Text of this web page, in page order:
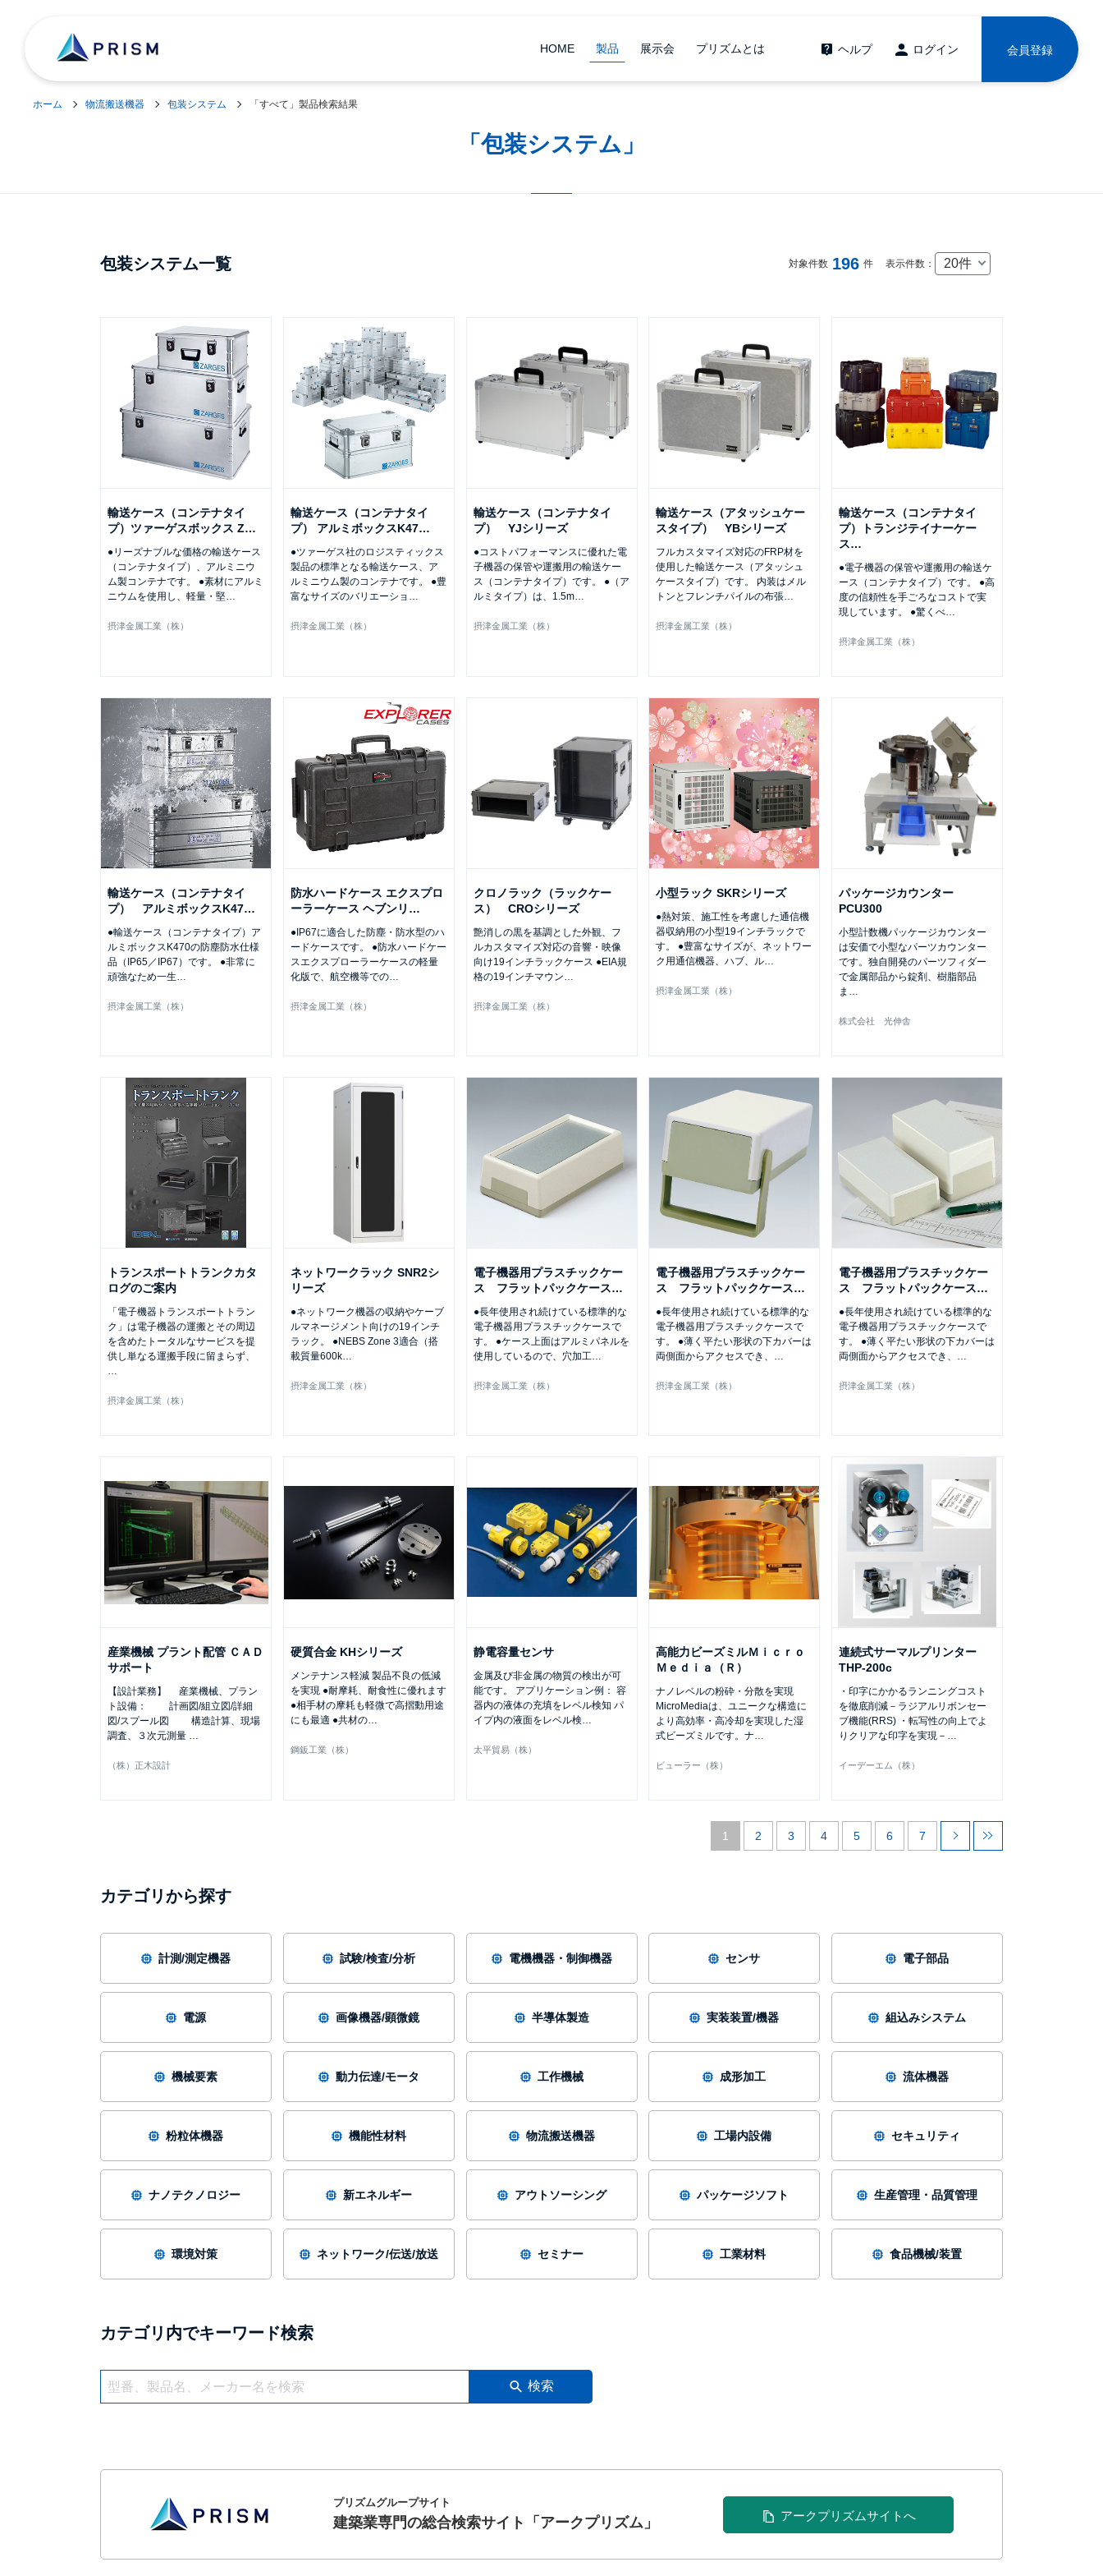
HOME 製品 展示会 プリズムとは ヘルプ ログイン 会員登録
ホーム 物流搬送機器 包装システム 「すべて」製品検索結果
「包装システム」
包装システム一覧 対象件数 196 件 表示件数： 20件
輸送ケース（コンテナタイ
プ）ツァーゲスボックス Z…
●リーズナブルな価格の輸送ケース
（コンテナタイプ）、アルミニウ
ム製コンテナです。 ●素材にアルミ
ニウムを使用し、軽量・堅…
摂津金属工業（株）
輸送ケース（コンテナタイ
プ） アルミボックスK47…
●ツァーゲス社のロジスティックス
製品の標準となる輸送ケース、ア
ルミニウム製のコンテナです。 ●豊
富なサイズのバリエーショ …
摂津金属工業（株）
輸送ケース（コンテナタイ
プ） YJシリーズ
●コストパフォーマンスに優れた電
子機器の保管や運搬用の輸送ケー
ス（コンテナタイプ）です。 ●（ア
ルミタイプ）は、1.5m…
摂津金属工業（株）
輸送ケース（アタッシュケー
スタイプ） YBシリーズ
フルカスタマイズ対応のFRP材を
使用した輸送ケース（アタッシュ
ケースタイプ）です。 内装はメル
トンとフレンチパイルの布張…
摂津金属工業（株）
輸送ケース（コンテナタイ
プ）トランジテイナーケー
ス…
●電子機器の保管や運搬用の輸送ケ
ース（コンテナタイプ）です。 ●高
度の信頼性を手ごろなコストで実
現しています。 ●驚くべ…
摂津金属工業（株）
輸送ケース（コンテナタイ
プ） アルミボックスK47…
●輸送ケース（コンテナタイプ）ア
ルミボックスK470の防塵防水仕様
品（IP65／IP67）です。 ●非常に
頑強なため一生…
摂津金属工業（株）
防水ハードケース エクスプロ
ーラーケース ヘブンリ …
●IP67に適合した防塵・防水型のハ
ードケースです。 ●防水ハードケー
スエクスプローラーケースの軽量
化版で、航空機等での…
摂津金属工業（株）
クロノラック（ラックケー
ス） CROシリーズ
艶消しの黒を基調とした外観、フ
ルカスタマイズ対応の音響・映像
向け19インチラックケース ●EIA規
格の19インチマウン…
摂津金属工業（株）
小型ラック SKRシリーズ
●熱対策、施工性を考慮した通信機
器収納用の小型19インチラックで
す。 ●豊富なサイズが、ネットワー
ク用通信機器、ハブ、ル…
摂津金属工業（株）
パッケージカウンター
PCU300
小型計数機パッケージカウンター
は安価で小型なパーツカウンター
です。独自開発のパーツフィダー
で金属部品から錠剤、樹脂部品
ま …
株式会社 光伸舎
トランスポートトランクカタ
ログのご案内
「電子機器トランスポートトラン
ク」は電子機器の運搬とその周辺
を含めたトータルなサービスを提
供し単なる運搬手段に留まらず、
…
摂津金属工業（株）
ネットワークラック SNR2シ
リーズ
●ネットワーク機器の収納やケーブ
ルマネージメント向けの19インチ
ラック。 ●NEBS Zone 3適合（搭
載質量600k…
摂津金属工業（株）
電子機器用プラスチックケー
ス フラットパックケース…
●長年使用され続けている標準的な
電子機器用プラスチックケースで
す。 ●ケース上面はアルミパネルを
使用しているので、穴加工…
摂津金属工業（株）
電子機器用プラスチックケー
ス フラットパックケース…
●長年使用され続けている標準的な
電子機器用プラスチックケースで
す。 ●薄く平たい形状の下カバーは
両側面からアクセスでき、 …
摂津金属工業（株）
電子機器用プラスチックケー
ス フラットパックケース…
●長年使用され続けている標準的な
電子機器用プラスチックケースで
す。 ●薄く平たい形状の下カバーは
両側面からアクセスでき、 …
摂津金属工業（株）
産業機械 プラント配管 ＣＡＤ
サポート
【設計業務】 産業機械、プラン
ト設備： 計画図/組立図/詳細
図/スプール図 構造計算、現場
調査、３次元測量 …
（株）正木設計
硬質合金 KHシリーズ
メンテナンス軽減 製品不良の低減
を実現 ●耐摩耗、耐食性に優れます
●相手材の摩耗も軽微で高摺動用途
にも最適 ●共材の…
鋼鈑工業（株）
静電容量センサ
金属及び非金属の物質の検出が可
能です。 アプリケーション例： 容
器内の液体の充填をレベル検知 パ
イプ内の液面をレベル検…
太平貿易（株）
高能力ビーズミルＭｉｃｒｏ
Ｍｅｄｉａ（Ｒ）
ナノレベルの粉砕・分散を実現
MicroMediaは、ユニークな構造に
より高効率・高冷却を実現した湿
式ビーズミルです。ナ…
ビューラー（株）
連続式サーマルプリンター
THP-200c
・印字にかかるランニングコスト
を徹底削減－ラジアルリボンセー
ブ機能(RRS) ・転写性の向上でよ
りクリアな印字を実現－ …
イーデーエム（株）
1 2 3 4 5 6 7
カテゴリから探す
計測/測定機器 試験/検査/分析 電機機器・制御機器 センサ 電子部品
電源 画像機器/顕微鏡 半導体製造 実装装置/機器 組込みシステム
機械要素 動力伝達/モータ 工作機械 成形加工 流体機器
粉粒体機器 機能性材料 物流搬送機器 工場内設備 セキュリティ
ナノテクノロジー 新エネルギー アウトソーシング パッケージソフト 生産管理・品質管理
環境対策 ネットワーク/伝送/放送 セミナー 工業材料 食品機械/装置
カテゴリ内でキーワード検索
検索
プリズムグループサイト
建築業専門の総合検索サイト 「アークプリズム」 アークプリズムサイトへ